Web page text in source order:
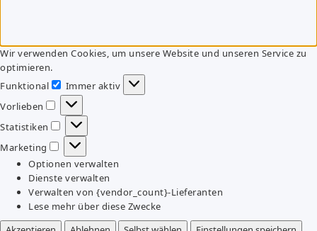
Wir verwenden Cookies, um unsere Website und unseren Service zu
optimieren.
Funktional
Funktional
Immer aktiv
Vorlieben
Vorlieben
Statistiken
Statistiken
Marketing
Marketing
Optionen verwalten
Dienste verwalten
Verwalten von {vendor_count}-Lieferanten
Lese mehr über diese Zwecke